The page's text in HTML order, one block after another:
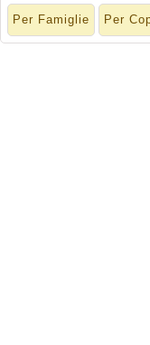
Per Famiglie Per